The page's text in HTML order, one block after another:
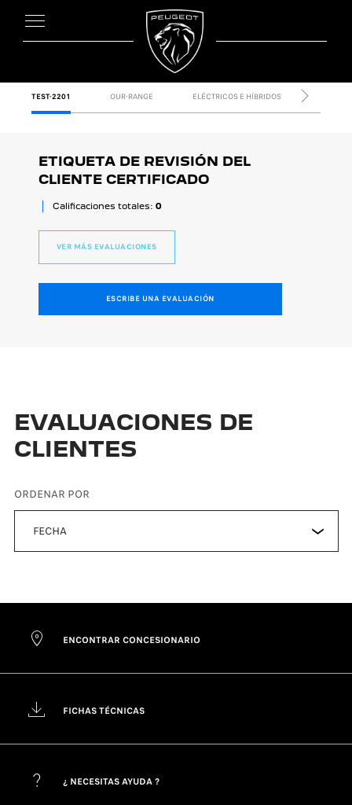
TEST-2201 OUR-RANGE ELÉCTRICOS E HÍBRIDOS
SIGUIENTE
ETIQUETA DE REVISIÓN DEL
CLIENTE CERTIFICADO
Calificaciones totales: 0
VER MÁS EVALUACIONES
ESCRIBE UNA EVALUACIÓN
EVALUACIONES DE
CLIENTES
ORDENAR POR
ENCONTRAR CONCESIONARIO
FICHAS TÉCNICAS
¿ NECESITAS AYUDA ?